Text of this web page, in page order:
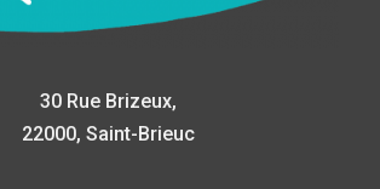
30 Rue Brizeux,
22000, Saint-Brieuc